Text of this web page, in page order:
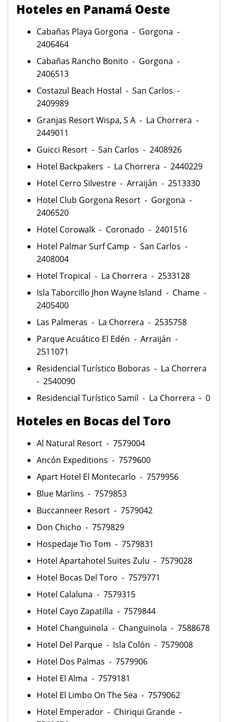
Hoteles en Panamá Oeste
Cabañas Playa Gorgona - Gorgona -
2406464
Cabañas Rancho Bonito - Gorgona -
2406513
Costazul Beach Hostal - San Carlos -
2409989
Granjas Resort Wispa, S A - La Chorrera -
2449011
Guicci Resort - San Carlos - 2408926
Hotel Backpakers - La Chorrera - 2440229
Hotel Cerro Silvestre - Arraiján - 2513330
Hotel Club Gorgona Resort - Gorgona -
2406520
Hotel Corowalk - Coronado - 2401516
Hotel Palmar Surf Camp - San Carlos -
2408004
Hotel Tropical - La Chorrera - 2533128
Isla Taborcillo Jhon Wayne Island - Chame -
2405400
Las Palmeras - La Chorrera - 2535758
Parque Acuático El Edén - Arraiján -
2511071
Residencial Turístico Boboras - La Chorrera
- 2540090
Residencial Turístico Samil - La Chorrera - 0
Hoteles en Bocas del Toro
Al Natural Resort - 7579004
Ancón Expeditions - 7579600
Apart Hotel El Montecarlo - 7579956
Blue Marlins - 7579853
Buccanneer Resort - 7579042
Don Chicho - 7579829
Hospedaje Tio Tom - 7579831
Hotel Apartahotel Suites Zulu - 7579028
Hotel Bocas Del Toro - 7579771
Hotel Calaluna - 7579315
Hotel Cayo Zapatilla - 7579844
Hotel Changuinola - Changuinola - 7588678
Hotel Del Parque - Isla Colón - 7579008
Hotel Dos Palmas - 7579906
Hotel El Alma - 7579181
Hotel El Limbo On The Sea - 7579062
Hotel Emperador - Chiriqui Grande -